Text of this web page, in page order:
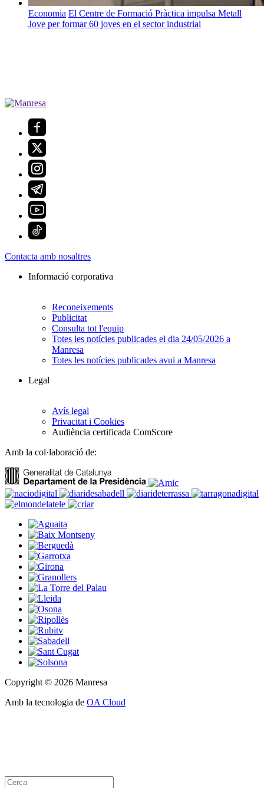
Economia El Centre de Formació Pràctica impulsa Metall
Jove per formar 60 joves en el sector industrial
Contacta amb nosaltres
Informació corporativa
Reconeixements
Publicitat
Consulta tot l'equip
Totes les notícies publicades el dia 24/05/2026 a
Manresa
Totes les notícies publicades avui a Manresa
Legal
Avís legal
Privacitat i Cookies
Audiència certificada ComScore
Amb la col·laboració de:
Copyright © 2026 Manresa
Amb la tecnologia de OA Cloud